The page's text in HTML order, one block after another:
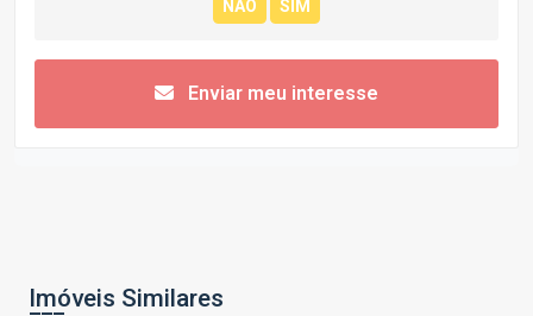
Enviar meu interesse
Imóveis Similares